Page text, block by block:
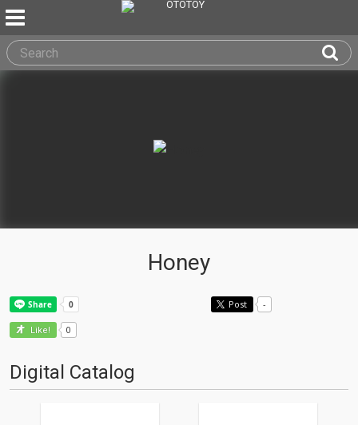
Honey
Post -
Like! 0
Digital Catalog